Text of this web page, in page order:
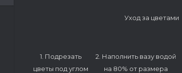
Уход за цветами
1. Подрезать
цветы под углом
2. Наполнить вазу водой
на 80% от размера